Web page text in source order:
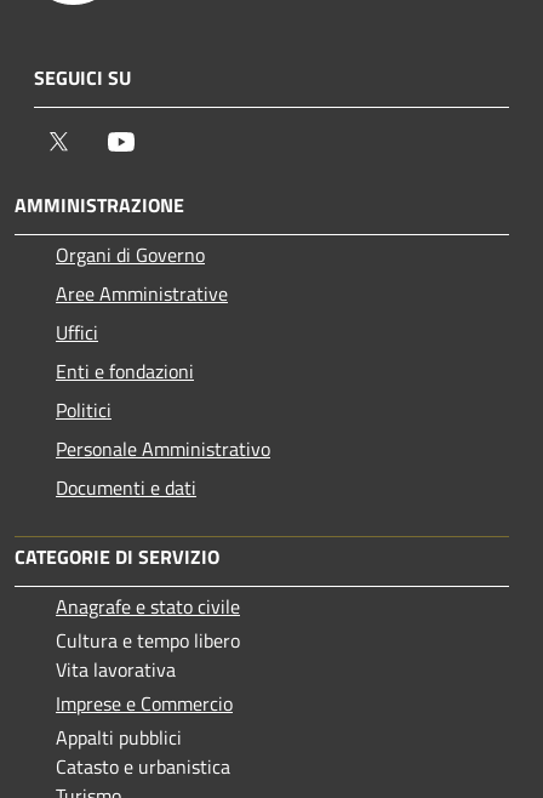
SEGUICI SU
Twitter
AMMINISTRAZIONE
Organi di Governo
Aree Amministrative
Uffici
Enti e fondazioni
Politici
Personale Amministrativo
Documenti e dati
CATEGORIE DI SERVIZIO
Anagrafe e stato civile
Cultura e tempo libero
Vita lavorativa
Imprese e Commercio
Appalti pubblici
Catasto e urbanistica